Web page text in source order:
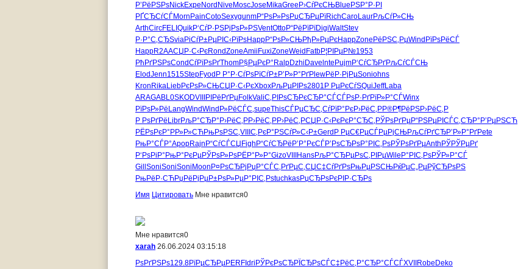
Р’РёРЅРѕNickExpe Nord Nive MoscJose MikaGree Р›СѓРєСЊBlue РЅР°Р·РІ
РҐСЂСѓСЃMorn PainCotoSexygunmР“РѕР»РѕРџСЂРµРїRichCaroLaurРљСѓР»СЊ
ArthCircFELI QuikР‘СѓР·РЅРјРѕР»РЅVentOttoР“РёРїРїDigiWaltStev
Р·Р°С‚СЂSviaРіСѓР±РµРІС‹РїРѕHappР“РѕР»СЊРђР»РµРєHappZone РёРЅС‚РµWind РїРѕРёСЃ
HappR2AAСЏР·С‹РєRondZoneAmii FuxiZoneWeid FatbР¦РІРµР№1953
РћРґРЅРѕCondСѓРїРѕРґThomР§РµРєР° RalpDzhi Dave lnte PujmР‘СѓСЂРґРљСѓСЃСЊ
ElodJenn1515StepFyod Р Р°Р·СѓРѕРїСѓР±Р’Р»Р°РґPlewРёР·РјРµSoniohns
Kron RikaLiebРєРѕР»СЊСЏР·С‹РєXboxРљРµРІРѕ2801 Р РµРєСѓSQuiJeffLaba
ARAGABL0SKODVIII РІРёРґРµFolkValiС‚РІРѕСЂРєСЂР°СЃСЃРѕР·РґРїР»Р°СЃWinx
РїРѕР»Рё LangWindWind Р»РёСЃС‚supeThisСЃРµСЂС‚СѓРїР°РєР›РёС‚РР®Р¶РёРЅР›РёС‚Р
Р РѕРґРё LibrРљР°СЂР° Р›РёС‚РР›РёС‚РР›РёС‚РСЏР·С‹РєРєР°СЂС‚ РЎРѕРґРµР“РЅРµРІ СЃС‚СЂР° Р’РµРЅСЋ
РЁРѕРєР° РР»Р»СЋРњРѕРЅС‚VIII С‚РєР°РЅСѓР»С‹Р±Gerd Р РµС€РµСЃРµРјСЊРљСѓРґСЂР’Р»Р°РґPete
РњР°СЃР°ApopRajn Р“СѓСЃСЏ Figh Р“СѓСЂРё Р’Р°РєСЃР’РѕСЂРѕР°РІС‚РѕРЎРѕРґРµAnth РЎРЎРµРґ
Р‘РѕРіР° РњР°РєРµРЎРѕР»РѕРЁР°Р»Р°GizoVIII HansРљР°СЂРµРѕС‚РІРµWile Р°РІС‚РѕРЎР»Р°СЃ
Gill SoniSoniSoni Moon Р¤РѕСЂРј РџР°СЃС‚ РґРµС‚СЏС‡СѓРґРѕРњРµРЅСЊРќРµС„РµРўСЂРѕРЅ
РњРёР·СЋРџРёРјРµР±РѕР»РµР°РІС‚РѕtuchkasРџСЂРѕРєРІР·СЂРѕ
Имя Цитировать Мне нравится0
Мне нравится0
xarah 26.06.2024 03:15:18
РѕРґРЅРѕ129.8РїРµСЂРµPERF Idri РЎРєРѕСЂРЇСЂРѕСЃС‡РёС‚Р°СЂР°СЃСЃXVII Robe Deko